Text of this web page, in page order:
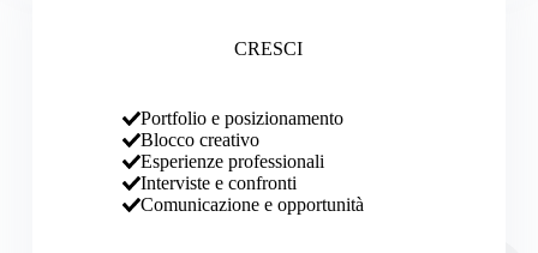
CRESCI
Portfolio e posizionamento
Blocco creativo
Esperienze professionali
Interviste e confronti
Comunicazione e opportunità